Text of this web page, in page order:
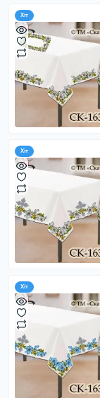
Хіт
Хіт
Хіт